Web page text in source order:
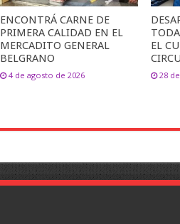
ENCONTRÁ CARNE DE
PRIMERA CALIDAD EN EL
MERCADITO GENERAL
BELGRANO
4 de agosto de 2026
EL
28